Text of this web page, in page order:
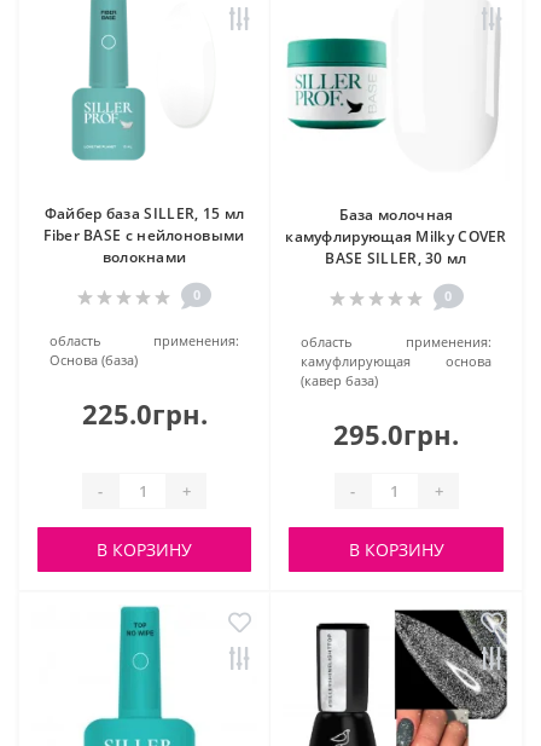
Файбер база SILLER, 15 мл
Fiber BASE с нейлоновыми
волокнами
0
область применения:
Основа (база)
225.0грн.
- +
В КОРЗИНУ
База молочная
камуфлирующая Milky COVER
BASE SILLER, 30 мл
0
область применения:
камуфлирующая основа
(кавер база)
295.0грн.
- +
В КОРЗИНУ